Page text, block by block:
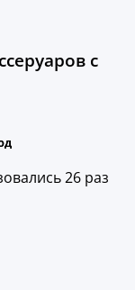
с
26 раз